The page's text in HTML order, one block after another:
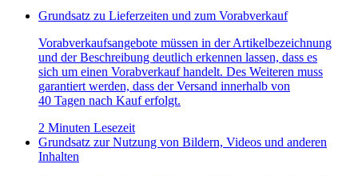
Grundsatz zu Lieferzeiten und zum Vorabverkauf
Vorabverkaufsangebote müssen in der Artikelbezeichnung
und der Beschreibung deutlich erkennen lassen, dass es
sich um einen Vorabverkauf handelt. Des Weiteren muss
garantiert werden, dass der Versand innerhalb von
40 Tagen nach Kauf erfolgt.
2 Minuten Lesezeit
Grundsatz zur Nutzung von Bildern, Videos und anderen
Inhalten